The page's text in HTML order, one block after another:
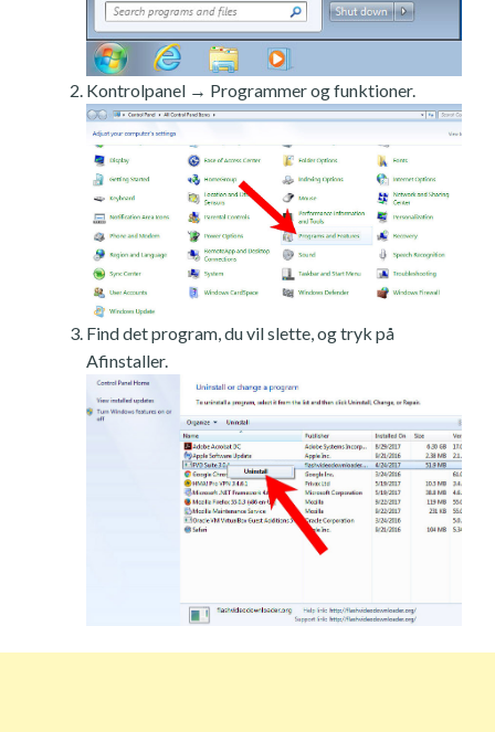
Kontrolpanel → Programmer og funktioner.
Find det program, du vil slette, og tryk på
Afinstaller.